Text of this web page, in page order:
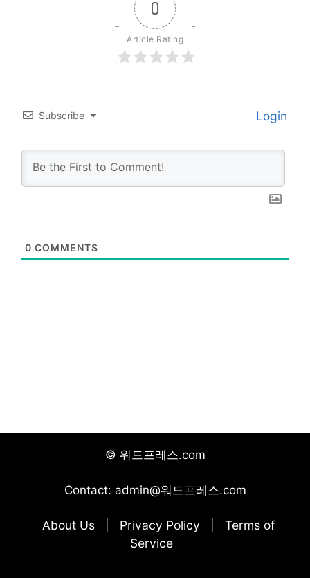
0
Article Rating
Subscribe Login
0 COMMENTS
© 워드프레스.com
Contact: admin@워드프레스.com
About Us Privacy Policy
Terms of
Service